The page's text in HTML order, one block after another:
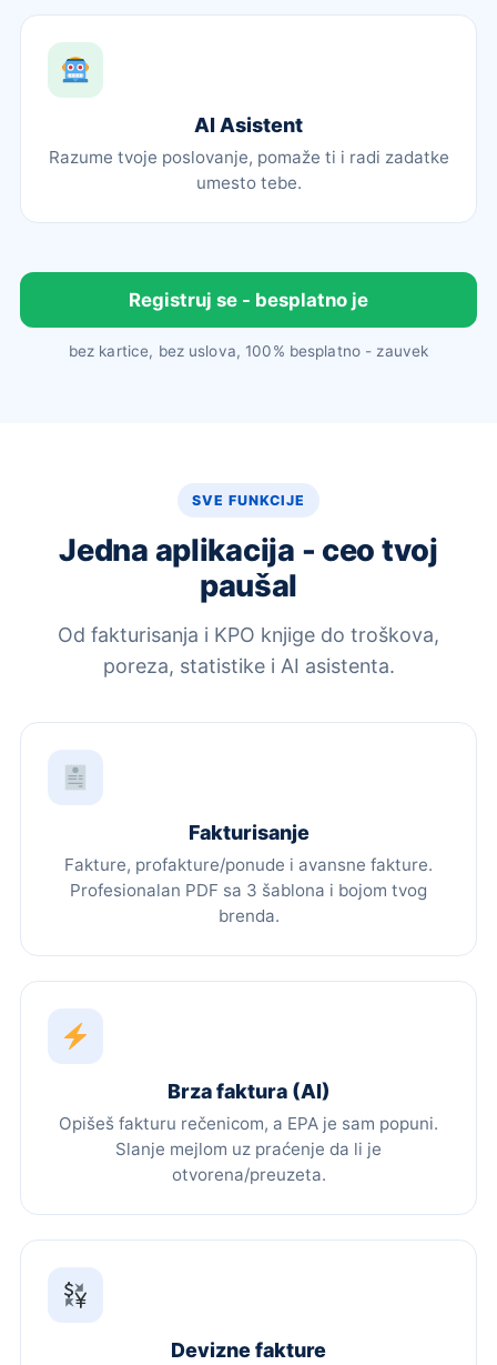
AI Asistent
Razume tvoje poslovanje, pomaže ti i radi zadatke
umesto tebe.
Registruj se - besplatno je
bez kartice, bez uslova, 100% besplatno - zauvek
SVE FUNKCIJE
Jedna aplikacija - ceo tvoj
paušal
Od fakturisanja i KPO knjige do troškova,
poreza, statistike i AI asistenta.
Fakturisanje
Fakture, profakture/ponude i avansne fakture.
Profesionalan PDF sa 3 šablona i bojom tvog
brenda.
Brza faktura (AI)
Opišeš fakturu rečenicom, a EPA je sam popuni.
Slanje mejlom uz praćenje da li je
otvorena/preuzeta.
Devizne fakture